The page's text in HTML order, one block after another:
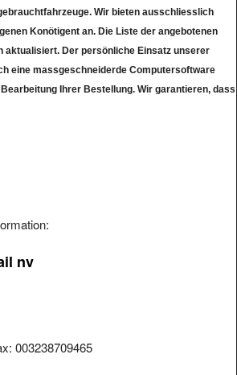
Wir bieten ausschliesslich
Konötigent an. Die Liste der angebotenen
aktualisiert. Der persönliche Einsatz unserer
eine massgeschneiderde Computersoftware
Ihrer Bestellung. Wir garantieren, dass
nv
003238709465